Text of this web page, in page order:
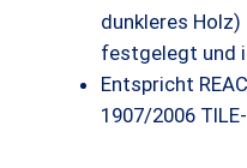
9
0
dunkleres
festgelegt und
Entspricht
1907/2006